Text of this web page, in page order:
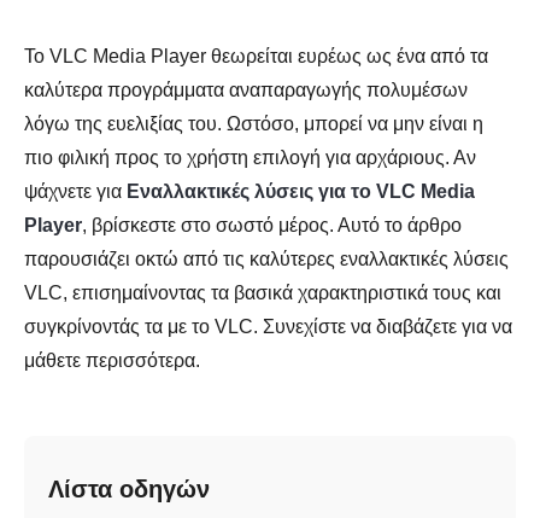
Το VLC Media Player θεωρείται ευρέως ως ένα από τα
καλύτερα προγράμματα αναπαραγωγής πολυμέσων
λόγω της ευελιξίας του. Ωστόσο, μπορεί να μην είναι η
πιο φιλική προς το χρήστη επιλογή για αρχάριους. Αν
ψάχνετε για Εναλλακτικές λύσεις για το VLC Media
Player, βρίσκεστε στο σωστό μέρος. Αυτό το άρθρο
παρουσιάζει οκτώ από τις καλύτερες εναλλακτικές λύσεις
VLC, επισημαίνοντας τα βασικά χαρακτηριστικά τους και
συγκρίνοντάς τα με το VLC. Συνεχίστε να διαβάζετε για να
μάθετε περισσότερα.
Λίστα οδηγών